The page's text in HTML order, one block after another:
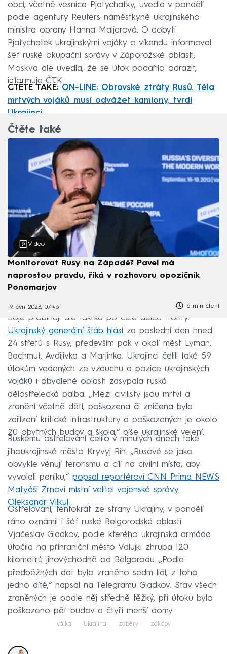
obcí, včetně vesnice Pjatychatky, uvedla v pondělí
podle agentury Reuters náměstkyně ukrajinského
ministra obrany Hanna Maljarová. O dobytí
Pjatychatek ukrajinskými vojáky o víkendu informoval
šéf ruské okupační správy v Záporožské oblasti,
Moskva ale uvedla, že se útok podařilo odrazit,
informuje ČTK.
ČTĚTE TAKÉ: ON-LINE: Obrovské ztráty Rusů. Těla
mrtvých vojáků musí odvážet kamiony, tvrdí
Ukrajinci
Čtěte také
Video
Monitorovat Rusy na Západě? Pavel má
naprostou pravdu, říká v rozhovoru opozičník
Ponomarjov
19. čvn 2023, 07:46 6 min čtení
Boje probíhají ale takřka po celé délce fronty.
Ukrajinský generální štáb hlásí za poslední den hned
24 střetů s Rusy, především pak v okolí měst Lyman,
Bachmut, Avdijivka a Marjinka. Ukrajinci čelili také 59
útokům vedených ze vzduchu a pozice ukrajinských
vojáků i obydlené oblasti zasypala ruská
dělostřelecká palba. „Mezi civilisty jsou mrtví a
zranění včetně dětí, poškozena či zničena byla
zařízení kritické infrastruktury a poškozených je okolo
20 obytných budov a škola,“ píše ukrajinské velení.
Ruskému ostřelování čelilo v minulých dnech také
jihoukrajinské město Kryvyj Rih. „Rusové se jako
obvykle věnují terorismu a cílí na civilní místa, aby
vyvolali paniku,“ popsal reportérovi CNN Prima NEWS
Matyáši Zrnovi místní velitel vojenské správy
Oleksandr Vilkul.
Ostřelování, tentokrát ze strany Ukrajiny, v pondělí
ráno oznámil i šéf ruské Belgorodské oblasti
Vjačeslav Gladkov, podle kterého ukrajinská armáda
útočila na příhraniční město Valujki zhruba 120
kilometrů jihovýchodně od Belgorodu. „Podle
předběžných dat bylo zraněno sedm lidí, z toho
jedno dítě,“ napsal na Telegramu Gladkov. Stav všech
zraněných je podle něj středně těžký, při útoku bylo
poškozeno pět budov a čtyři menší domy.
válka Ukrajina záběry zákopy